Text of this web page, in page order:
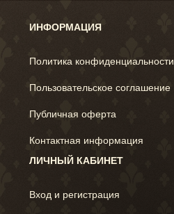
ИНФОРМАЦИЯ
Политика конфиденциальности
Пользовательское соглашение
Публичная оферта
Контактная информация
ЛИЧНЫЙ КАБИНЕТ
Вход и регистрация